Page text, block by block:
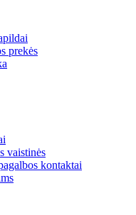
prekės
vaistinės
kontaktai